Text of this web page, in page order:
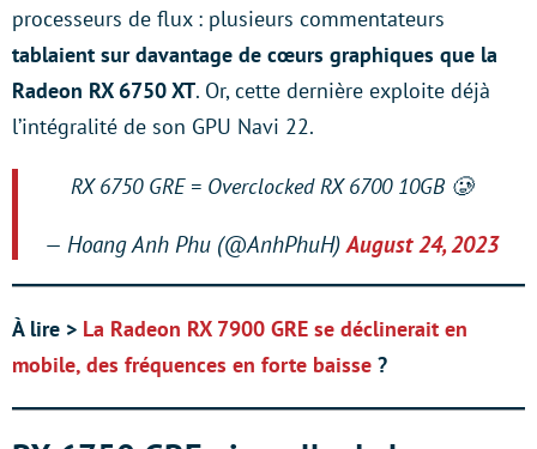
processeurs de flux : plusieurs commentateurs
tablaient sur davantage de cœurs graphiques que la
Radeon RX 6750 XT. Or, cette dernière exploite déjà
l’intégralité de son GPU Navi 22.
RX 6750 GRE = Overclocked RX 6700 10GB 🥲
— Hoang Anh Phu (@AnhPhuH)August 24, 2023
À lire > La Radeon RX 7900 GRE se déclinerait en
mobile, des fréquences en forte baisse ?